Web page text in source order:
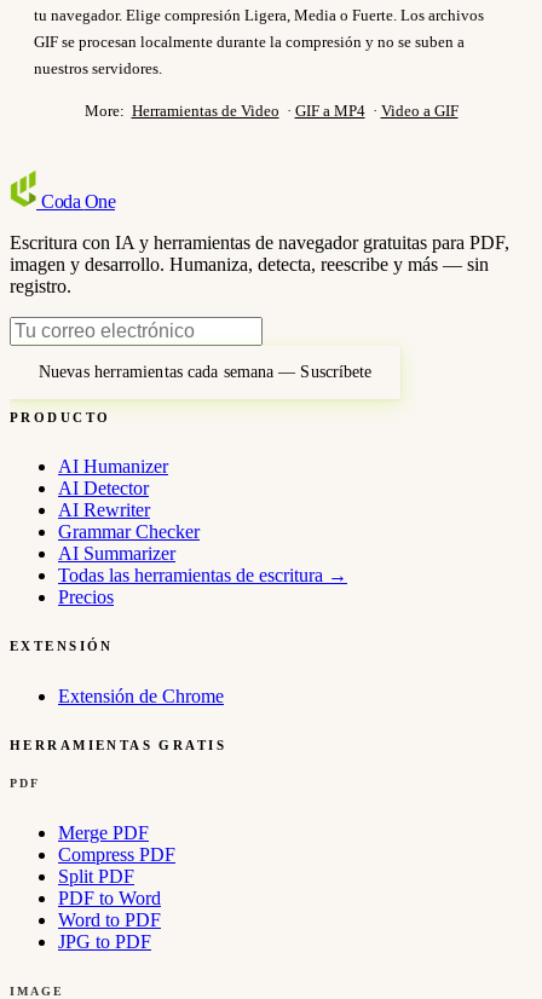
tu navegador. Elige compresión Ligera, Media o Fuerte. Los archivos
GIF se procesan localmente durante la compresión y no se suben a
nuestros servidores.
More: Herramientas de Video · GIF a MP4· Video a GIF
Coda One
Escritura con IA y herramientas de navegador gratuitas para PDF,
imagen y desarrollo. Humaniza, detecta, reescribe y más — sin
registro.
Nuevas herramientas cada semana — Suscríbete
PRODUCTO
AI Humanizer
AI Detector
AI Rewriter
Grammar Checker
AI Summarizer
Todas las herramientas de escritura →
Precios
EXTENSIÓN
Extensión de Chrome
HERRAMIENTAS GRATIS
PDF
Merge PDF
Compress PDF
Split PDF
PDF to Word
Word to PDF
JPG to PDF
IMAGE